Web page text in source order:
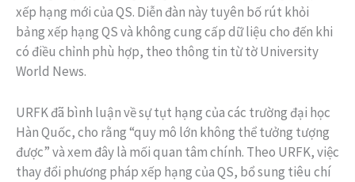
xếp hạng mới của QS. Diễn đàn này tuyên bố rút khỏi
bảng xếp hạng QS và không cung cấp dữ liệu cho đến khi
có điều chỉnh phù hợp, theo thông tin từ tờ University
World News.
URFK đã bình luận về sự tụt hạng của các trường đại học
Hàn Quốc, cho rằng “quy mô lớn không thể tưởng tượng
được” và xem đây là mối quan tâm chính. Theo URFK, việc
thay đổi phương pháp xếp hạng của QS, bổ sung tiêu chí